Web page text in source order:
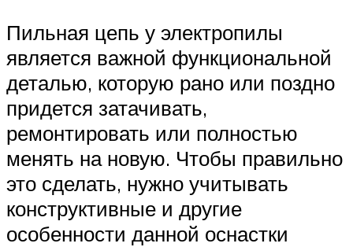
Пильная цепь у электропилы
является важной функциональной
деталью, которую рано или поздно
придется затачивать,
ремонтировать или полностью
менять на новую. Чтобы правильно
это сделать, нужно учитывать
конструктивные и другие
особенности данной оснастки